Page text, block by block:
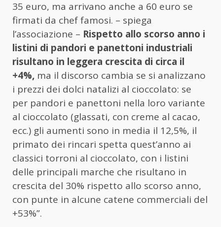
35 euro, ma arrivano anche a 60 euro se
firmati da chef famosi. – spiega
l’associazione – Rispetto allo scorso anno i
listini di pandori e panettoni industriali
risultano in leggera crescita di circa il
+4%, ma il discorso cambia se si analizzano
i prezzi dei dolci natalizi al cioccolato: se
per pandori e panettoni nella loro variante
al cioccolato (glassati, con creme al cacao,
ecc.) gli aumenti sono in media il 12,5%, il
primato dei rincari spetta quest’anno ai
classici torroni al cioccolato, con i listini
delle principali marche che risultano in
crescita del 30% rispetto allo scorso anno,
con punte in alcune catene commerciali del
+53%”.